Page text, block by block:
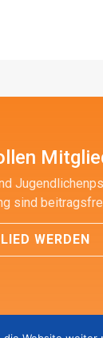
sind
WERDEN